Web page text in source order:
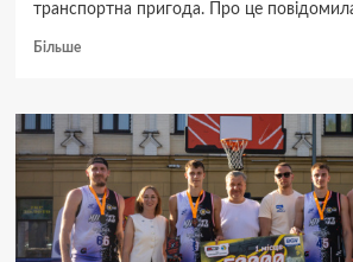
транспортна пригода. Про це
БільшеДокладніше
на
трасі
Київ
–
Чоп:
рух
у